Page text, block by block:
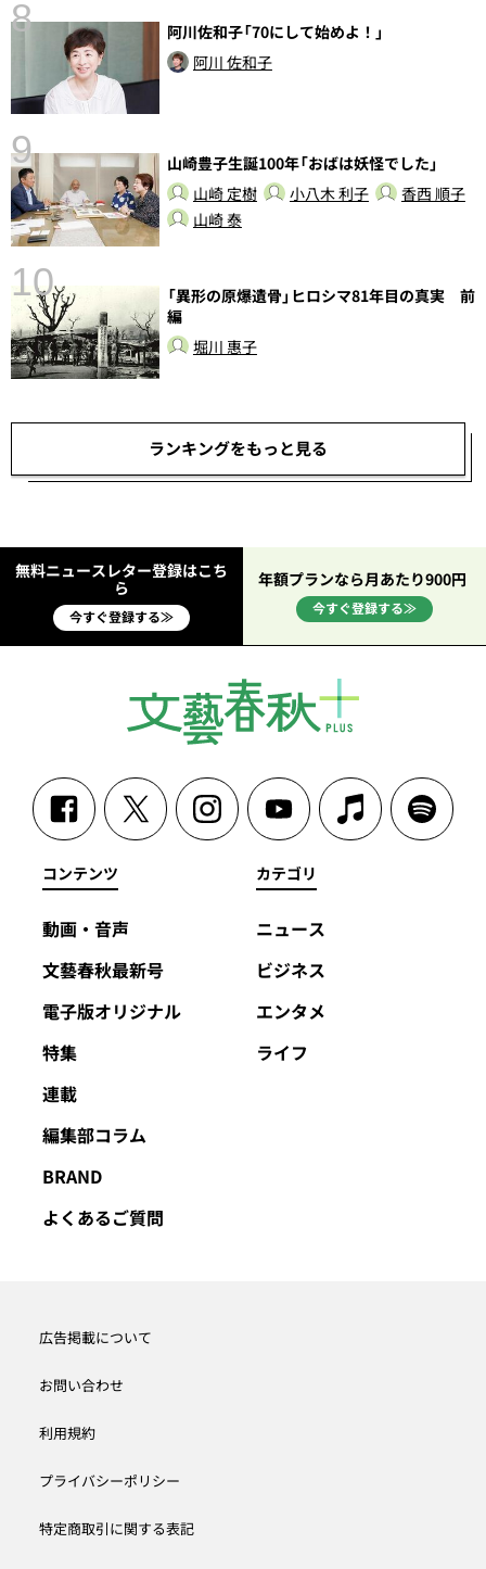
8
阿川佐和子「70にして始めよ！」
阿川 佐和子
9
山崎豊子生誕100年「おばは妖怪でした」
山崎 定樹
小八木 利子
香西 順子
山崎 泰
10
「異形の原爆遺骨」ヒロシマ81年目の真実 前
編
堀川 惠子
ランキングをもっと見る
無料ニュースレター登録はこち
ら
今すぐ登録する≫
年額プランなら月あたり900円
今すぐ登録する≫
コンテンツ
動画・音声
文藝春秋最新号
電子版オリジナル
特集
連載
編集部コラム
BRAND
よくあるご質問
カテゴリ
ニュース
ビジネス
エンタメ
ライフ
広告掲載について
お問い合わせ
利用規約
プライバシーポリシー
特定商取引に関する表記